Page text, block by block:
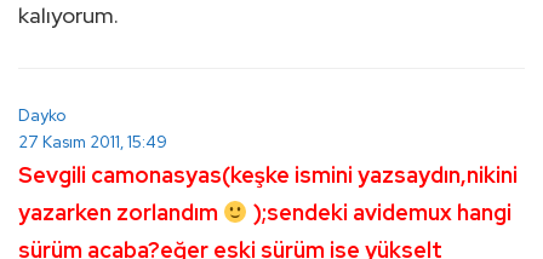
kalıyorum.
Dayko
27 Kasım 2011, 15:49
Sevgili camonasyas(keşke ismini yazsaydın,nikini
yazarken zorlandım
);sendeki avidemux hangi
sürüm acaba?eğer eski sürüm ise yükselt